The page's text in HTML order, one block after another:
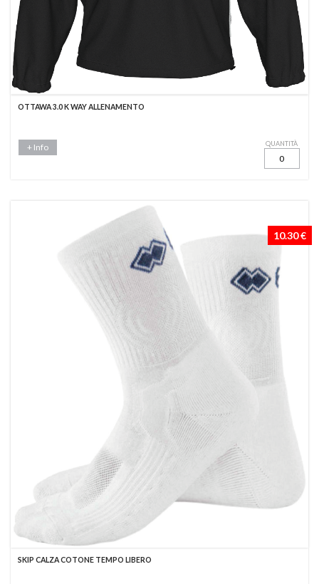
OTTAWA 3.0 K WAY ALLENAMENTO
+ Info QUANTITÀ
10.30 €
SKIP CALZA COTONE TEMPO LIBERO